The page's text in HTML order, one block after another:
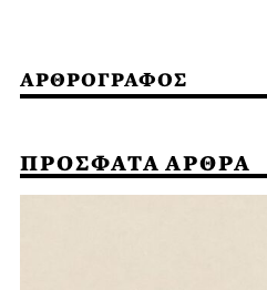
ΑΡΘΡΟΓΡΑΦΟΣ
ΠΡΟΣΦΑΤΑ ΑΡΘΡΑ